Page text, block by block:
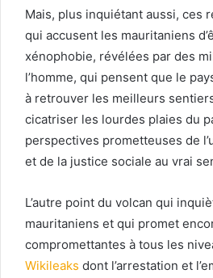
Mais, plus inquiétant aussi, ces
qui accusent les mauritaniens
xénophobie, révélées par des
l’homme, qui pensent que le
à retrouver les meilleurs
cicatriser les lourdes plaies du
perspectives prometteuses de
et de la justice sociale au vrai
L’autre point du volcan qui
mauritaniens et qui promet
compromettantes à tous les
Wikileaks dont l’arrestation et